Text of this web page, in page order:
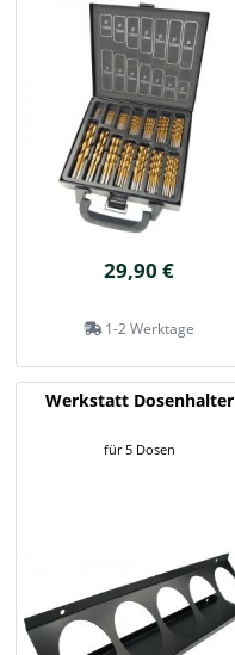
29,90 €
1-2 Werktage
Werkstatt Dosenhalter
für 5 Dosen